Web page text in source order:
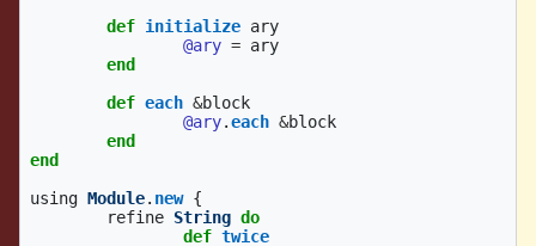
def initialize ary
@ary = ary
end
def each &block
@ary.each &block
end
end
using Module. new {
refine String do
def twice